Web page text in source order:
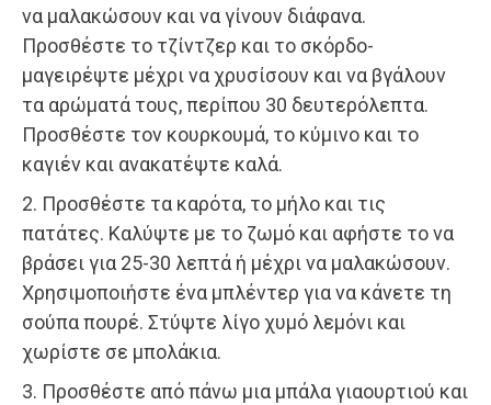
να μαλακώσουν και να γίνουν διάφανα.
Προσθέστε το τζίντζερ και το σκόρδο-
μαγειρέψτε μέχρι να χρυσίσουν και να βγάλουν
τα αρώματά τους, περίπου 30 δευτερόλεπτα.
Προσθέστε τον κουρκουμά, το κύμινο και το
καγιέν και ανακατέψτε καλά.
2. Προσθέστε τα καρότα, το μήλο και τις
πατάτες. Καλύψτε με το ζωμό και αφήστε το να
βράσει για 25-30 λεπτά ή μέχρι να μαλακώσουν.
Χρησιμοποιήστε ένα μπλέντερ για να κάνετε τη
σούπα πουρέ. Στύψτε λίγο χυμό λεμόνι και
χωρίστε σε μπολάκια.
3. Προσθέστε από πάνω μια μπάλα γιαουρτιού και